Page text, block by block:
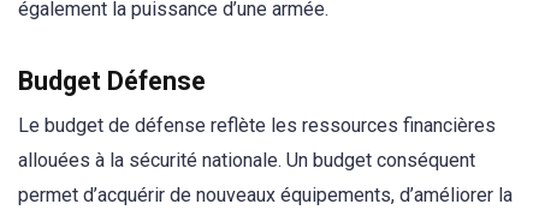
également la puissance d’une armée.
Budget Défense
Le budget de défense reflète les ressources financières
allouées à la sécurité nationale. Un budget conséquent
permet d’acquérir de nouveaux équipements, d’améliorer la